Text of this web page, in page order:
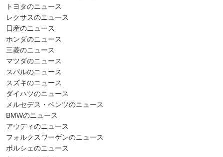
トヨタのニュース
レクサスのニュース
日産のニュース
ホンダのニュース
三菱のニュース
マツダのニュース
スバルのニュース
スズキのニュース
ダイハツのニュース
メルセデス・ベンツのニュース
BMWのニュース
アウディのニュース
フォルクスワーゲンのニュース
ポルシェのニュース